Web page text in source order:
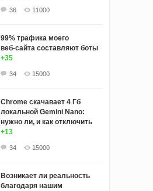
36 11000
99% трафика моего
веб‑сайта составляют боты
+35
34 15000
Chrome скачавает 4 Гб
локальной Gemini Nano:
нужно ли, и как отключить
+13
34 15000
Возникает ли реальность
благодаря нашим